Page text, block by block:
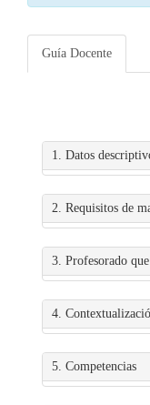
Guía Docente
1. Datos
2. Requisitos de
3. Profesorado
4.
5. Competencias